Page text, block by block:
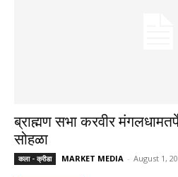
ब्राह्मण सभा करवीर
सोहळा
कला - क्रीडा MARKET MEDIA - August 1,